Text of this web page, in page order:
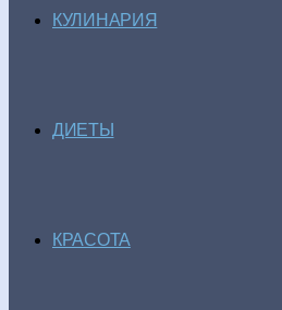
КУЛИНАРИЯ
ДИЕТЫ
КРАСОТА